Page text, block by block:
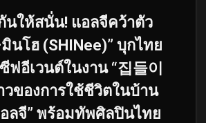
นให้สนั่น! แอลจีคว้าตัว
นโฮ (SHINee)” บุกไทย
อีเวนต์ในงาน “집들이
วของการใช้ชีวิตในบ้าน
ลจี” พร้อมทัพศิลปินไทย